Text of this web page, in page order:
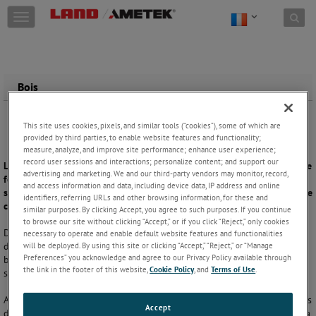
Skip to content
T
o
e
v
g
a
t
o
n
Bois
La qualité des produits ligneux est affectée par le taux d’humidité. Une
fois secs, ces produits sont également prédisposés à la combustion. La
surveillance thermique contribue à prévenir les incendies et renforce le
contrôle de la qualité.
Dans ce secteur, l’endroit clé auquel les mesures de température
doivent avoir lieu est le tapis convoyeur utilisé pour transporter le
bois après le séchage. Il est ainsi possible de confirmer que le bois a
séché efficacement et de surveiller la qualité.
AMETEK est un fournisseur expérimenté dans la provision de solutions
de température expertes pour ce secteur. Nous proposons un scanner à
This site uses cookies, pixels, and similar tools (“cookies”), some of which are
provided by third parties, to enable website features and functionality;
measure, analyze, and improve site performance; enhance user experience;
record user sessions and interactions; personalize content; and support our
advertising and marketing. We and our third-party vendors may monitor, record,
and access information and data, including device data, IP address and online
identifiers, referring URLs and other browsing information, for these and
similar purposes. By clicking Accept, you agree to such purposes. If you continue
to browse our site without clicking “Accept,” or if you click “Reject,” only cookies
necessary to operate and enable default website features and functionalities
will be deployed. By using this site or clicking “Accept,” “Reject,” or “Manage
Preferences” you acknowledge and agree to our Privacy Policy available through
the link in the footer of this website,Cookie Policy, andTerms of Use.
Accept